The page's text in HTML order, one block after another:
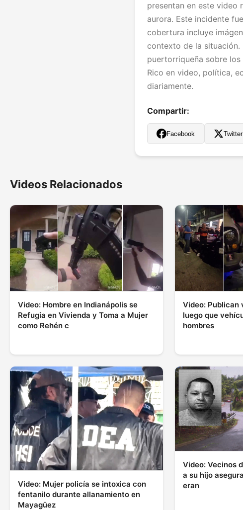
presentan en este video
aurora. Este incidente
cobertura incluye
contexto de la
puertorriqueña sobre
Rico en video, política,
diariamente.
Compartir:
Facebook Twitter
Videos Relacionados
Video: Hombre en Indianápolis se
Refugia en Vivienda y Toma a Mujer
como Rehén c
Video: Publican
luego que
hombres
Video: Mujer policía se intoxica con
fentanilo durante allanamiento en
Mayagüez
Video: Vecinos
a su hijo
eran